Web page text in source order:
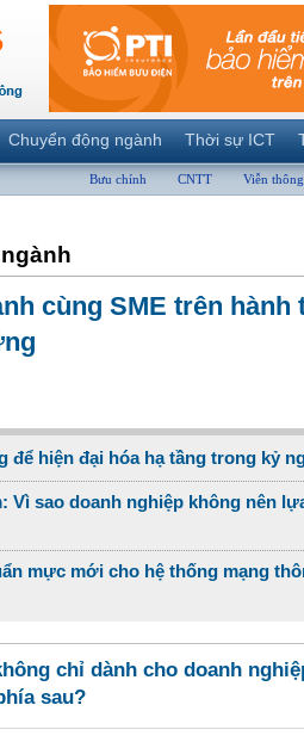
Chuyển động ngành Thời sự ICT
Bưu chính CNTT Viễn thông
cùng SME trên hành
để hiện đại hóa hạ tầng trong kỷ
Vì sao doanh nghiệp không nên
mực mới cho hệ thống mạng
chỉ dành cho doanh
sau?